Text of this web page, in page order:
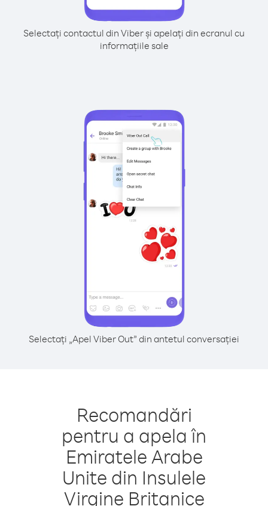
Selectați contactul din Viber și apelați din ecranul cu
informațiile sale
Selectați „Apel Viber Out” din antetul conversației
Recomandări
pentru a apela în
Emiratele Arabe
Unite din Insulele
Virgine Britanice